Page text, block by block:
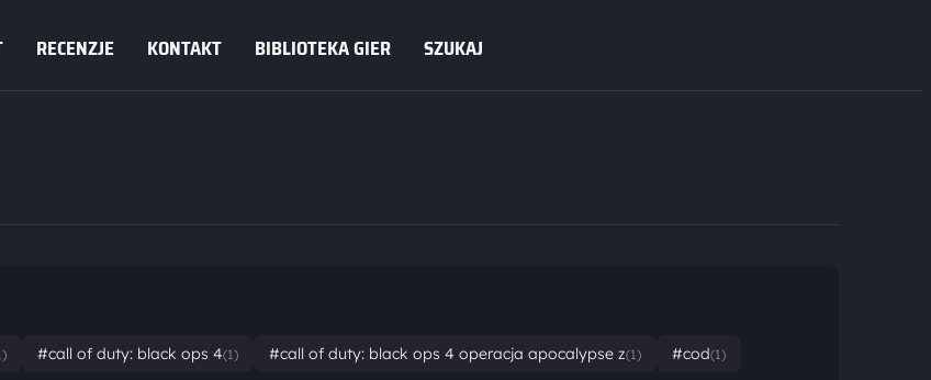
RECENZJE KONTAKT BIBLIOTEKA GIER SZUKAJ
#call of duty: black ops 4(1) #call of duty: black ops 4 operacja apocalypse z(1) #cod(1)